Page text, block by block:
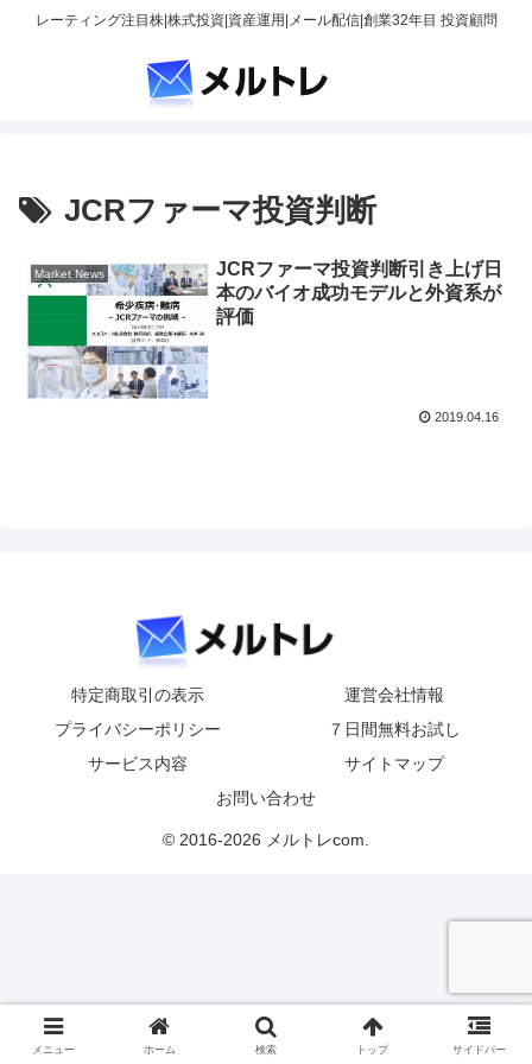
レーティング注目株|株式投資|資産運用|メール配信|創業32年目 投資顧問
JCRファーマ投資判断
Market News
JCRファーマ投資判断引き上げ日
本のバイオ成功モデルと外資系が
評価
2019.04.16
特定商取引の表示
運営会社情報
プライバシーポリシー
７日間無料お試し
サービス内容
サイトマップ
お問い合わせ
© 2016-2026 メルトレcom.
メニュー ホーム 検索 トップ サイドバー